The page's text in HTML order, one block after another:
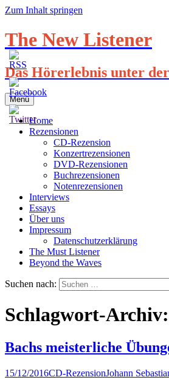
Zum Inhalt springen
The New Listener
Das Hörerlebnis unter
Menü
Home
Rezensionen
CD-Rezension
Konzertrezensionen
DVD-Rezensionen
Buchrezensionen
Notenrezensionen
Interviews
Essays
Über uns
Impressum
Datenschutzerklärung
The Must Listener
Beyond the Waves
Suchen nach:
Schlagwort-
Bachs meisterliche
15/12/2016CD-RezensionJohann